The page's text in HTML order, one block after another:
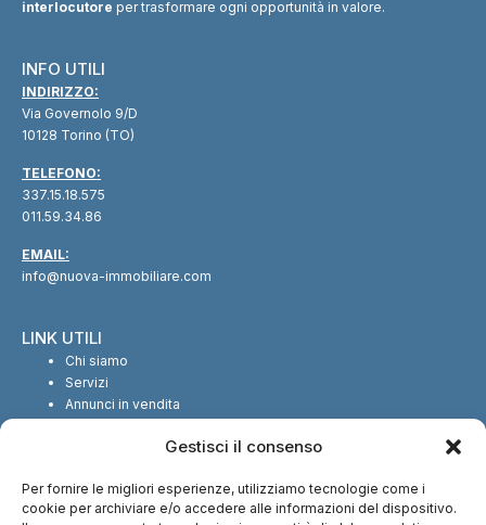
Gestisci il consenso
Per fornire le migliori esperienze, utilizziamo tecnologie come i
cookie per archiviare e/o accedere alle informazioni del dispositivo.
interlocutore per trasformare ogni opportunità in valore.
INFO UTILI
INDIRIZZO:
Via Governolo 9/D
10128 Torino (TO)
TELEFONO:
337.15.18.575
011.59.34.86
EMAIL:
info@nuova-immobiliare.com
LINK UTILI
Chi siamo
Servizi
Annunci in vendita
SEGUICI SUI SOCIAL